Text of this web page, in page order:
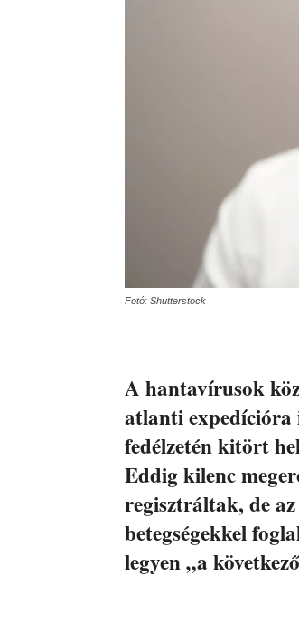
Fotó: Shutterstock
A hantavírusok
atlanti
fedélzetén kitört
Eddig kilenc
regisztráltak, de
betegségekkel
legyen „a